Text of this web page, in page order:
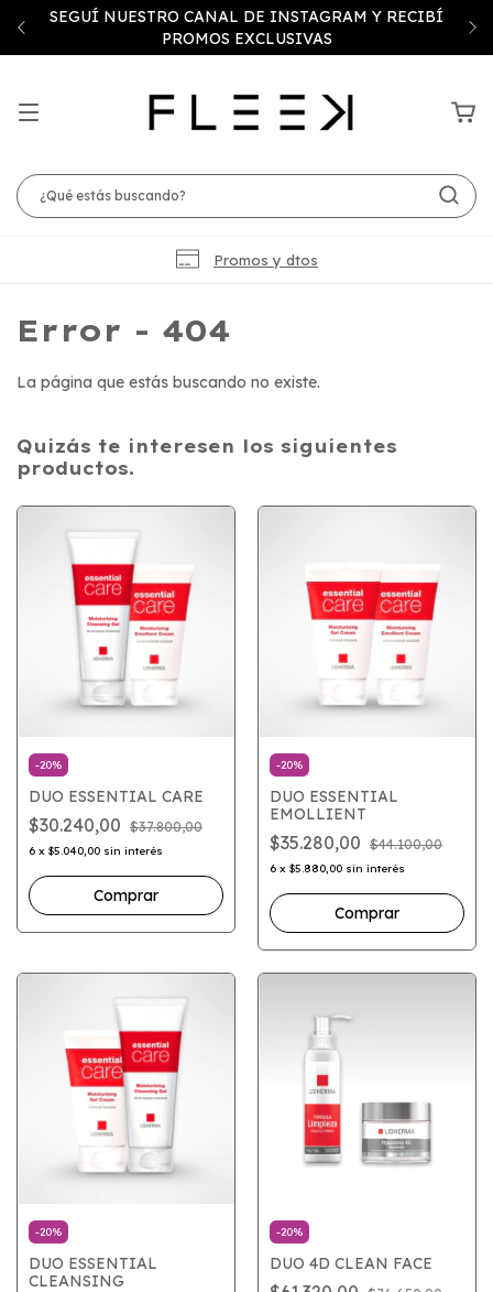
SEGUÍ NUESTRO CANAL DE INSTAGRAM Y RECIBÍ
PROMOS EXCLUSIVAS
Promos y dtos
Error - 404
La página que estás buscando no existe.
Quizás te interesen los siguientes
productos.
-20%
DUO ESSENTIAL CARE
$30.240,00 $37.800,00
6 x $5.040,00 sin interés
-20%
DUO ESSENTIAL
EMOLLIENT
$35.280,00 $44.100,00
6 x $5.880,00 sin interés
-20%
DUO ESSENTIAL
CLEANSING
-20%
DUO 4D CLEAN FACE